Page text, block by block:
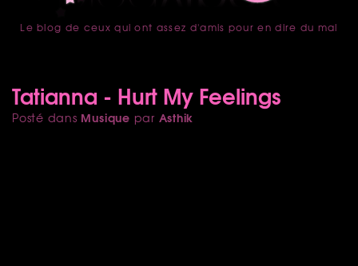
accueil
Le blog de ceux qui ont assez d'amis pour en dire du mal
Tatianna - Hurt My Feelings
Posté dans Musique par Asthik